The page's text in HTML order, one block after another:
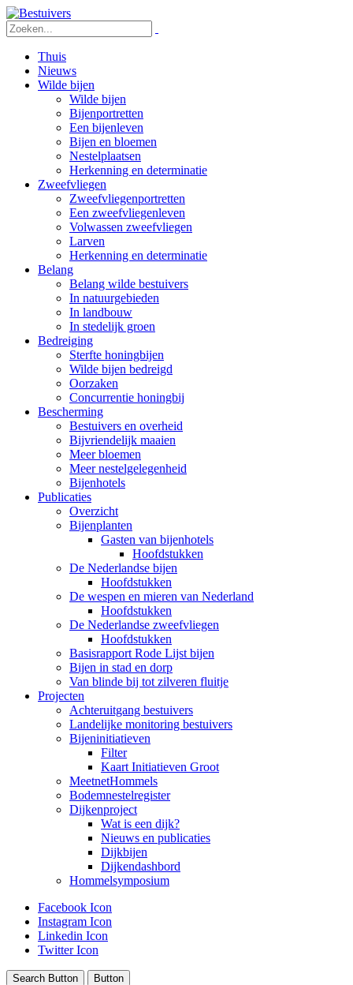
Thuis
Nieuws
Wilde bijen
Wilde bijen
Bijenportretten
Een bijenleven
Bijen en bloemen
Nestelplaatsen
Herkenning en determinatie
Zweefvliegen
Zweefvliegenportretten
Een zweefvliegenleven
Volwassen zweefvliegen
Larven
Herkenning en determinatie
Belang
Belang wilde bestuivers
In natuurgebieden
In landbouw
In stedelijk groen
Bedreiging
Sterfte honingbijen
Wilde bijen bedreigd
Oorzaken
Concurrentie honingbij
Bescherming
Bestuivers en overheid
Bijvriendelijk maaien
Meer bloemen
Meer nestelgelegenheid
Bijenhotels
Publicaties
Overzicht
Bijenplanten
Gasten van bijenhotels
Hoofdstukken
De Nederlandse bijen
Hoofdstukken
De wespen en mieren van Nederland
Hoofdstukken
De Nederlandse zweefvliegen
Hoofdstukken
Basisrapport Rode Lijst bijen
Bijen in stad en dorp
Van blinde bij tot zilveren fluitje
Projecten
Achteruitgang bestuivers
Landelijke monitoring bestuivers
Bijeninitiatieven
Filter
Kaart Initiatieven Groot
MeetnetHommels
Bodemnestelregister
Dijkenproject
Wat is een dijk?
Nieuws en publicaties
Dijkbijen
Dijkendashbord
Hommelsymposium
Facebook Icon
Instagram Icon
Linkedin Icon
Twitter Icon
Search Button Button